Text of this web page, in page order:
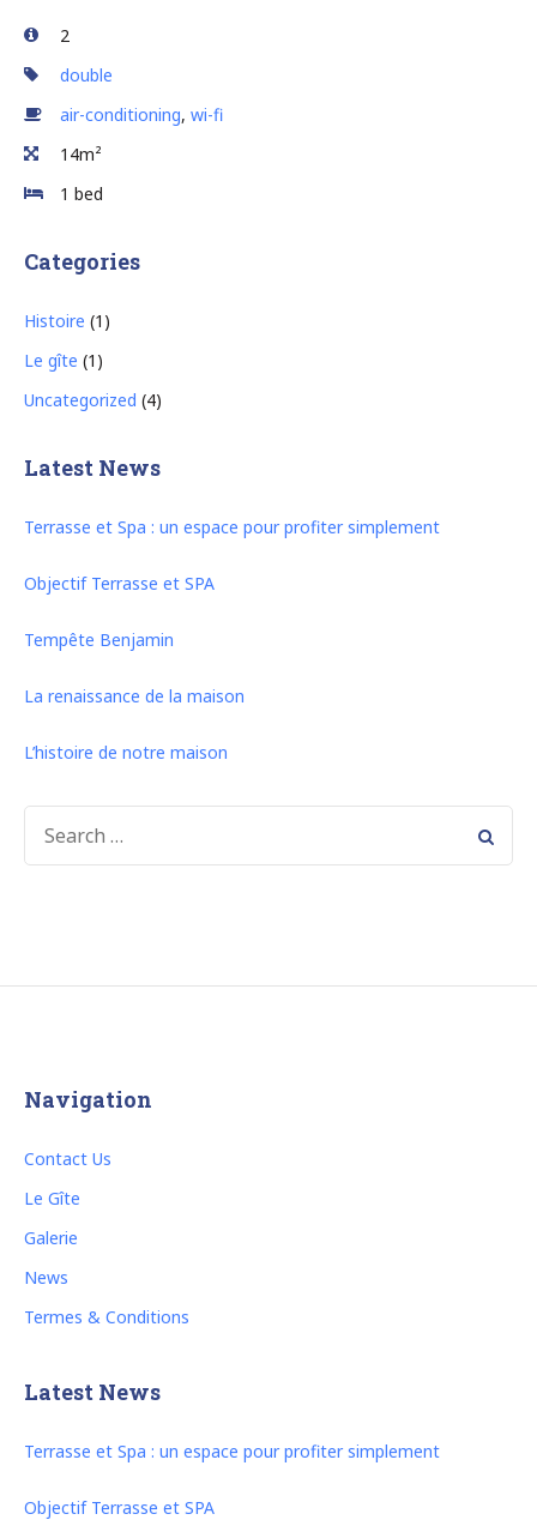
2
double
air-conditioning, wi-fi
14m²
1 bed
Categories
Histoire (1)
Le gîte (1)
Uncategorized (4)
Latest News
Terrasse et Spa : un espace pour profiter simplement
Objectif Terrasse et SPA
Tempête Benjamin
La renaissance de la maison
L’histoire de notre maison
SEARCH
FOR:
Navigation
Contact Us
Le Gîte
Galerie
News
Termes & Conditions
Latest News
Terrasse et Spa : un espace pour profiter simplement
Objectif Terrasse et SPA